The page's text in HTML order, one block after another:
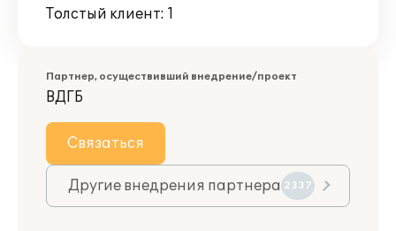
Толстый клиент: 1
Партнер, осуществивший внедрение/проект
ВДГБ
Связаться
Другие внедрения партнера 2337